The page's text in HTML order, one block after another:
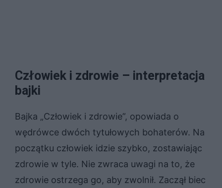
Człowiek i zdrowie – interpretacja
bajki
Bajka „Człowiek i zdrowie”, opowiada o
wędrówce dwóch tytułowych bohaterów. Na
początku człowiek idzie szybko, zostawiając
zdrowie w tyle. Nie zwraca uwagi na to, że
zdrowie ostrzega go, aby zwolnił. Zaczął biec